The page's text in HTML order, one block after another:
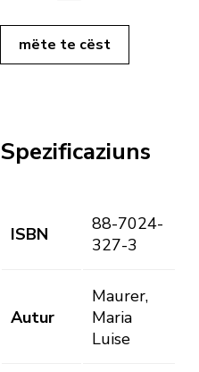
mëte te cëst
Spezificaziuns
ISBN
88-7024-
327-3
Autur
Maurer,
Maria
Luise